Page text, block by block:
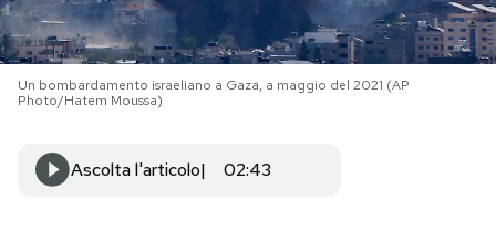
I MIEI PREFERITI
Un bombardamento israeliano a Gaza, a maggio del 2021 (AP
Photo/Hatem Moussa)
Ascolta l'articolo 02:43